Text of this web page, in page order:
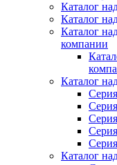
Каталог
Каталог
Каталог
компании
Каталог
Каталог